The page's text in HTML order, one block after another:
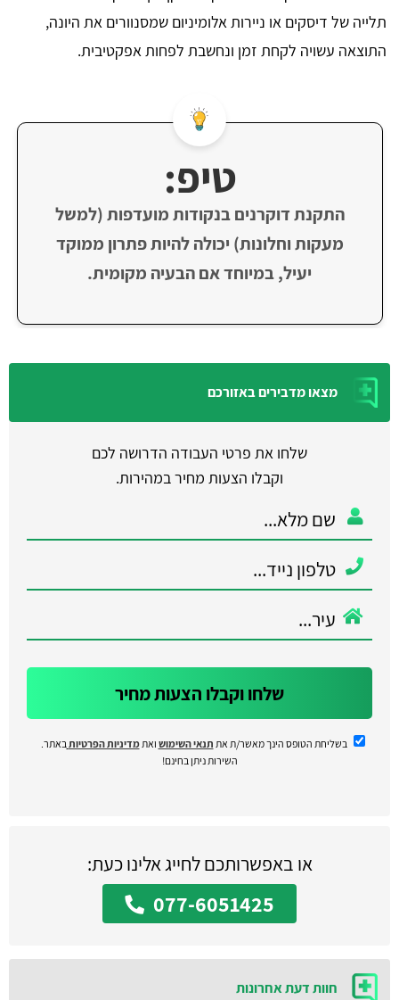
תלייה של דיסקים או ניירות אלומיניום שמסנוורים את היונה,
התוצאה עשויה לקחת זמן ונחשבת לפחות אפקטיבית.
טיפ:
התקנת דוקרנים בנקודות מועדפות (למשל
מעקות וחלונות) יכולה להיות פתרון ממוקד
יעיל, במיוחד אם הבעיה מקומית.
מצאו מדבירים באזורכם
שלחו את פרטי העבודה הדרושה לכם
וקבלו הצעות מחיר במהירות.
שלחו וקבלו הצעות מחיר
בשליחת הטופס הינך מאשר/ת את תנאי השימוש ואתמדיניות הפרטיותבאתר.
השירות ניתן בחינם!
או באפשרותכם לחייג אלינו כעת:
077-6051425
חוות דעת אחרונות